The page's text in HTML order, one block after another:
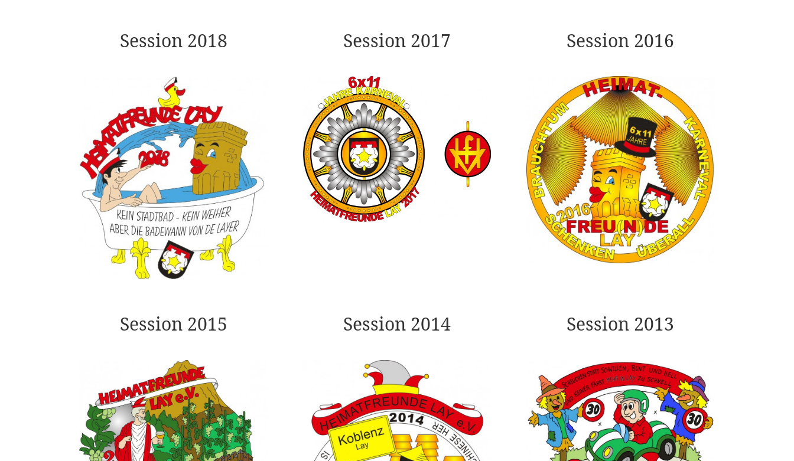
Session 2018 Session 2017 Session 2016
Session 2015 Session 2014 Session 2013